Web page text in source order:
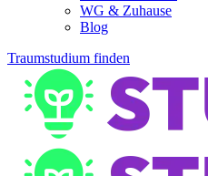
WG & Zuhause
Blog
Traumstudium finden